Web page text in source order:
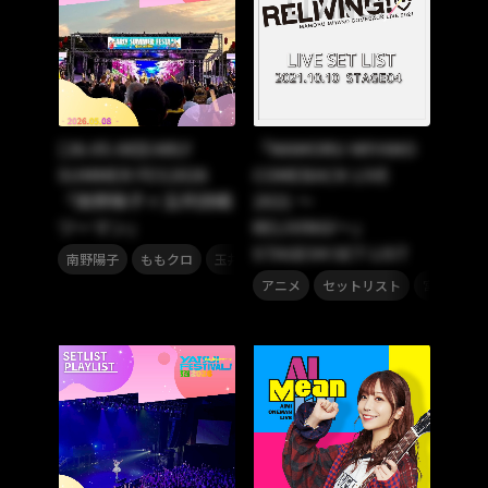
[26.05.08]EARLY
SUMMER FES2026
「南野陽子×玉井詩織
ツーマン」
南野陽子 ももクロ 玉井詩織 ももいろクローバーZ
「MAMORU MIYANO
COMEBACK LIVE
2021 〜
RELIVING!〜」
STAGE04 SET LIST
アニメ セットリスト